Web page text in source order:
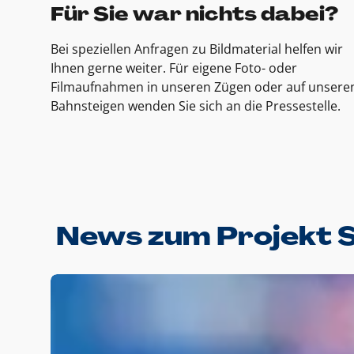
Für Sie war nichts dabei?
Bei speziellen Anfragen zu Bildmaterial helfen wir
Ihnen gerne weiter. Für eigene Foto- oder
Filmaufnahmen in unseren Zügen oder auf
Bahnsteigen wenden Sie sich an die Pressestelle.
News zum Projekt